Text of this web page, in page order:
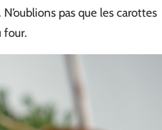
pas que les carottes
four.